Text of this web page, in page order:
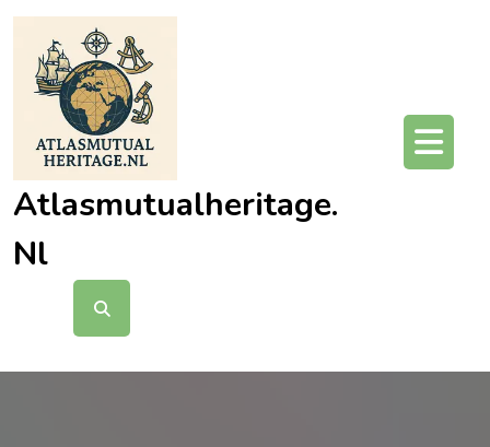
Ga
inhoud
Atlasmutualheritage.
Nl